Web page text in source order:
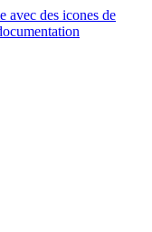
avec des icones de